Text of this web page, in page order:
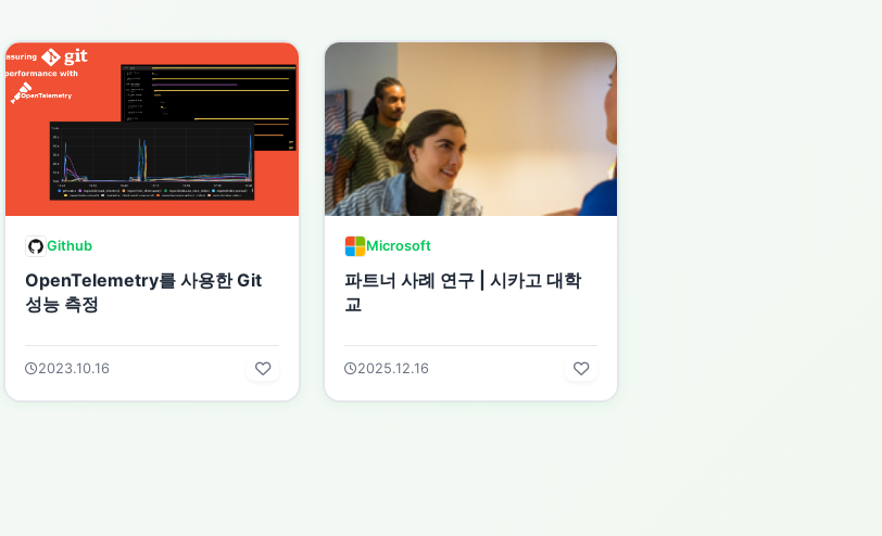
Github
OpenTelemetry를 사용한 Git
성능 측정
2023.10.16
Microsoft
파트너 사례 연구 | 시카고 대학
교
2025.12.16